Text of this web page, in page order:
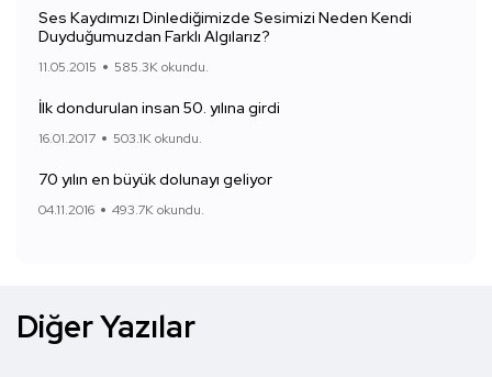
Ses Kaydımızı Dinlediğimizde Sesimizi Neden Kendi
Duyduğumuzdan Farklı Algılarız?
11.05.2015 585.3K okundu.
İlk dondurulan insan 50. yılına girdi
16.01.2017 503.1K okundu.
70 yılın en büyük dolunayı geliyor
04.11.2016 493.7K okundu.
Diğer Yazılar